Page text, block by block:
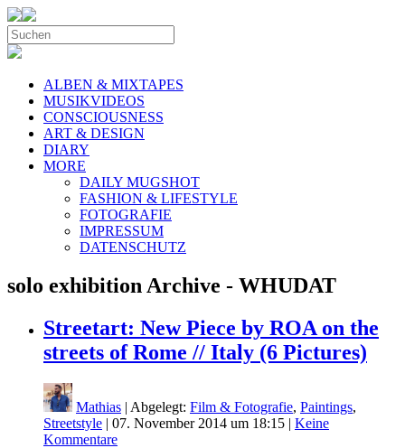
ALBEN & MIXTAPES
MUSIKVIDEOS
CONSCIOUSNESS
ART & DESIGN
DIARY
MORE
DAILY MUGSHOT
FASHION & LIFESTYLE
FOTOGRAFIE
IMPRESSUM
DATENSCHUTZ
solo exhibition Archive - WHUDAT
Streetart: New Piece by ROA on the
streets of Rome // Italy (6 Pictures)
Mathias | Abgelegt: Film & Fotografie, Paintings,
Streetstyle | 07. November 2014 um 18:15 | Keine
Kommentare